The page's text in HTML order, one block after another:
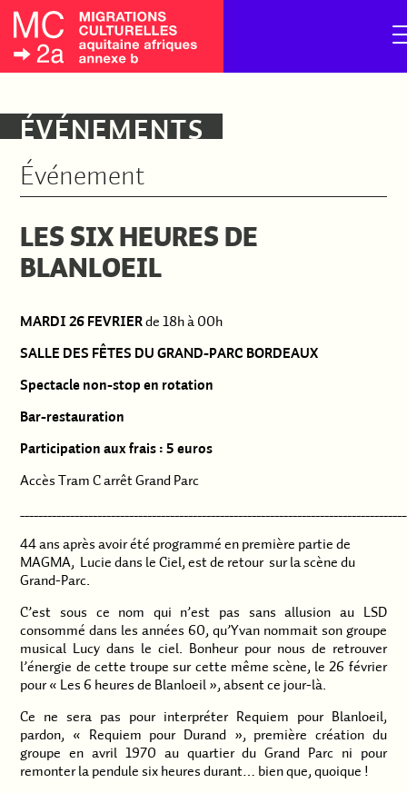
ÉVÉNEMENTS
Événement
LES SIX HEURES DE
BLANLOEIL
MARDI 26 FEVRIERde 18h à 00h
SALLE DES FÊTES DU GRAND-PARC BORDEAUX
Spectacle non-stop en rotation
Bar-restauration
Participation aux frais : 5 euros
Accès Tram C arrêt Grand Parc
44 ans après avoir été programmé en première partie de
MAGMA, Lucie dans le Ciel, est de retour sur la scène du
Grand-Parc.
C’est sous ce nom qui n’est pas sans allusion au LSD
consommé dans les années 60, qu’Yvan nommait son groupe
musical Lucy dans le ciel. Bonheur pour nous de retrouver
l’énergie de cette troupe sur cette même scène, le 26 février
pour « Les 6 heures de Blanloeil », absent ce jour-là.
Ce ne sera pas pour interpréter Requiem pour Blanloeil,
pardon, « Requiem pour Durand », première création du
groupe en avril 1970 au quartier du Grand Parc ni pour
remonter la pendule six heures durant… bien que, quoique !